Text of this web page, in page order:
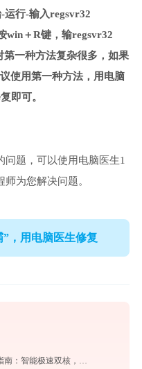
运行-输入regsvr32
win＋R键，输regsvr32
一种方法复杂很多，如果
使用第一种方法，用电脑
即可。
题，可以使用电脑医生1
为您解决问题。
，用电脑医生修复
猎豹安全浏览器电脑版下载安装指南：智能极速双核，畅享安全无弹窗上网体验